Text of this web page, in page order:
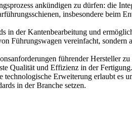
ankündigen zu dürfen: die
insbesondere beim
in der Kantenbearbeitung und
Führungswagen vereinfacht,
führender Hersteller
Qualität und Effizienz in der
Erweiterung erlaubt
in der Branche setzen.